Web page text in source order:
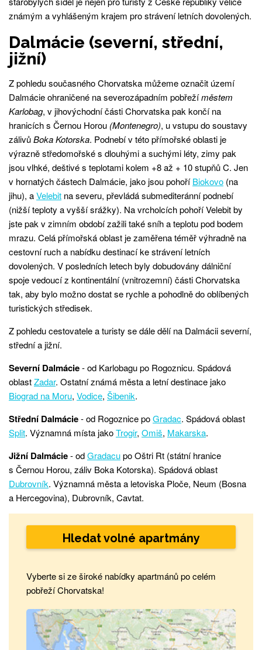
známým a vyhlášeným krajem pro strávení letních dovolených.
Dalmácie (severní, střední,
jižní)
Z pohledu současného Chorvatska můžeme označit území
Dalmácie ohraničené na severozápadním pobřežíměstem
Karlobag, v jihovýchodní části Chorvatska pak končí na
hranicích s Černou Horou (Montenegro), u vstupu do soustavy
zálivůBoka Kotorska. Podnebí v této přímořské oblasti je
výrazně středomořské s dlouhými a suchými léty, zimy pak
jsou vlhké, deštivé s teplotami kolem +8 až + 10 stupňů C. Jen
v hornatých částech Dalmácie, jako jsou pohoříBiokovo (na
jihu), aVelebit na severu, převládá submediteránní podnebí
(nižší teploty a vyšší srážky). Na vrcholcích pohoří Velebit by
jste pak v zimním období zažili také sníh a teplotu pod bodem
mrazu. Celá přímořská oblast je zaměřena téměř výhradně na
cestovní ruch a nabídku destinací ke strávení letních
dovolených. V posledních letech byly dobudovány dálniční
spoje vedoucí z kontinentální (vnitrozemní) části Chorvatska
tak, aby bylo možno dostat se rychle a pohodlně do oblíbených
turistických středisek.
Z pohledu cestovatele a turisty se dále dělí na Dalmácii severní,
střední a jižní.
Severní Dalmácie- od Karlobagu po Rogoznicu. Spádová
oblastZadar. Ostatní známá města a letní destinace jako
Biograd na Moru, Vodice, Šibenik.
Střední Dalmácie- od Rogoznice poGradac. Spádová oblast
Split. Významná místa jakoTrogir, Omiš, Makarska.
Jižní Dalmácie- odGradacupo Oštri Rt (státní hranice
s Černou Horou, záliv Boka Kotorska). Spádová oblast
Dubrovník. Významná města a letoviska Ploče, Neum (Bosna
a Hercegovina), Dubrovník, Cavtat.
Hledat volné apartmány
Vyberte si ze široké nabídky apartmánů po celém
pobřeží Chorvatska!